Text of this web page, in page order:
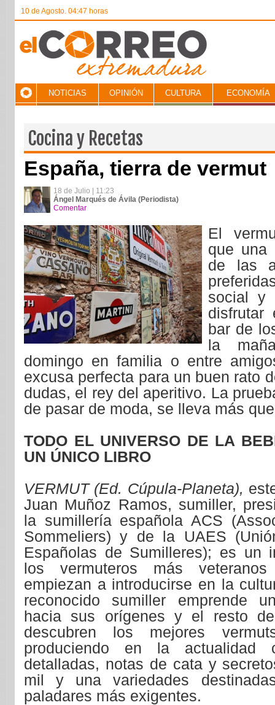
10 de Agosto. 04:47 horas
NOTICIAS OPINIÓN CULTURA ECONOMÍA
Cocina y Recetas
España, tierra de vermut
18 de Julio | 11:23
Ángel Marqués de Ávila (Periodista)
Comentar
El
que una
de las
social y
bar de
la
domingo en familia o entre
excusa perfecta para un buen rato
dudas, el rey del aperitivo. La
de pasar de moda, se lleva más
TODO EL UNIVERSO DE LA
UN ÚNICO LIBRO
VERMUT (Ed. Cúpula-Planeta),
Juan Muñoz Ramos, sumiller,
la sumillería española ACS
Sommeliers) y de la UAES
Españolas de Sumilleres); es un
los vermuteros más
empiezan a introducirse en la
reconocido sumiller emprende
hacia sus orígenes y el resto
descubren los mejores
produciendo en la actualidad
detalladas, notas de cata y
mil y una variedades
paladares más exigentes.